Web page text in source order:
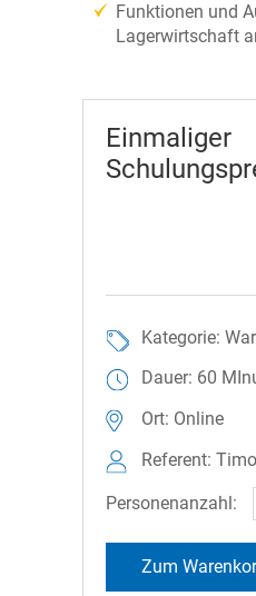
Funktionen und
Lagerwirtschaft
Einmaliger
Kategorie:
Dauer: 60
Ort: Online
Referent:
Personenanzahl:
Zum